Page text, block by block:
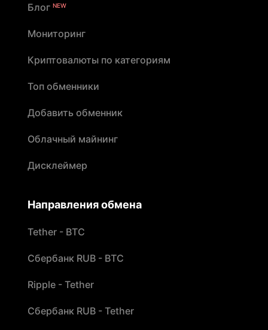
Блог NEW
Мониторинг
Криптовалюты по категориям
Топ обменники
Добавить обменник
Облачный майнинг
Дисклеймер
Направления обмена
Tether - BTC
Сбербанк RUB - BTC
Ripple - Tether
Сбербанк RUB - Tether